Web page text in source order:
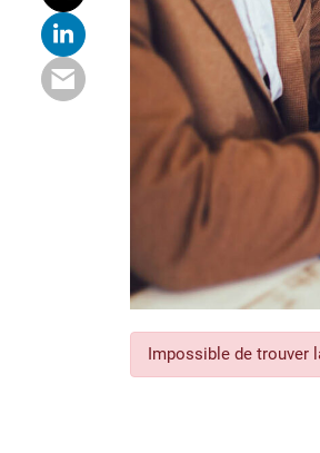
Impossible de trouver